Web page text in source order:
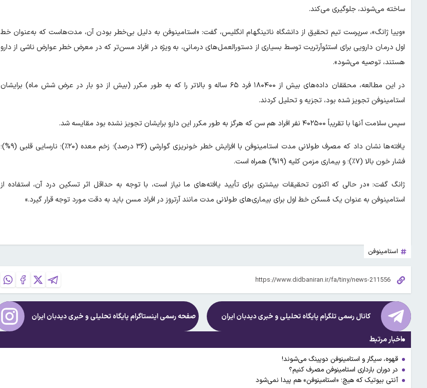
ساخته می‌شوند، جلوگیری می‌کند.
«وییا ژانگ»، سرپرست تیم تحقیق از دانشگاه ناتینگهام انگلیس، گفت: «استامینوفن به دلیل بی‌خطر بودن آن، مدت‌هاست که به‌عنوان خط
اول درمان دارویی برای استئوآرتریت توسط بسیاری از دستورالعمل‌های درمانی، به ویژه در افراد مسن‌تر که در معرض خطر عوارض ناشی از دارو
هستند، توصیه می‌شود».
در این مطالعه، محققان داده‌های بیش از ۱۸۰۴۰۰ فرد ۶۵ ساله و بالاتر را که به طور مکرر (بیش از دو بار در عرض شش ماه) برایشان
استامینوفن تجویز شده بود، تجزیه و تحلیل کردند.
سپس سلامت آنها با تقریباً ۴۰۲۵۰۰ نفر افراد هم سن که هرگز به طور مکرر این دارو برایشان تجویز نشده بود مقایسه شد.
یافته‌ها نشان داد که مصرف طولانی مدت استامینوفن با افزایش خطر خونریزی گوارشی (۳۶ درصد)؛ زخم معده (۲۰٪)؛ نارسایی قلبی (۹%)؛
فشار خون بالا (۷٪)؛ و بیماری مزمن کلیه (۱۹%) همراه است.
ژانگ گفت: «در حالی که اکنون تحقیقات بیشتری برای تأیید یافته‌های ما نیاز است، با توجه به حداقل اثر تسکین درد آن، استفاده از
استامینوفن به عنوان یک مُسکن خط اول برای بیماری‌های طولانی مدت مانند آرتروز در افراد مسن باید به دقت مورد توجه قرار گیرد.»
استامینوفن
کانال رسمی تلگرام پایگاه تحلیلی و خبریدیدبان ایران صفحه رسمی اینستاگرام پایگاه تحلیلی و خبریدیدبان ایران
اخبار مرتبط
قهوه، سیگار و استامینوفن دوپینگ می‌شوند!
در دوران بارداری استامینوفن مصرف کنیم؟
آنتی بیوتیک که هیچ؛ «استامینوفن» هم پیدا نمی‌شود